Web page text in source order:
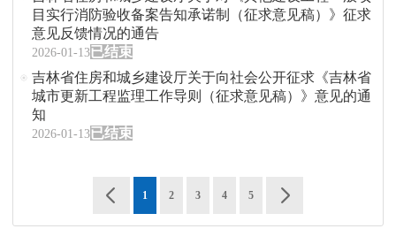
目实行消防验收备案告知承诺制（征求意见稿）》征求
意见反馈情况的通告
2026-01-13已结束
吉林省住房和城乡建设厅关于向社会公开征求《吉林省
城市更新工程监理工作导则（征求意见稿）》意见的通
知
2026-01-13已结束
1 2 3 4 5